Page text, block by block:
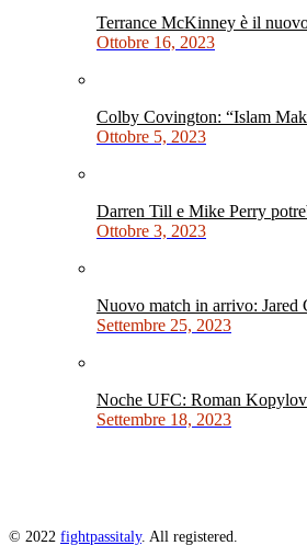
Terrance McKinney è il
Ottobre 16, 2023
Colby Covington: “Islam
Ottobre 5, 2023
Darren Till e Mike Perry
Ottobre 3, 2023
Nuovo match in arrivo:
Settembre 25, 2023
Noche UFC: Roman Kopylov
Settembre 18, 2023
© 2022 fightpassitaly. All registered.